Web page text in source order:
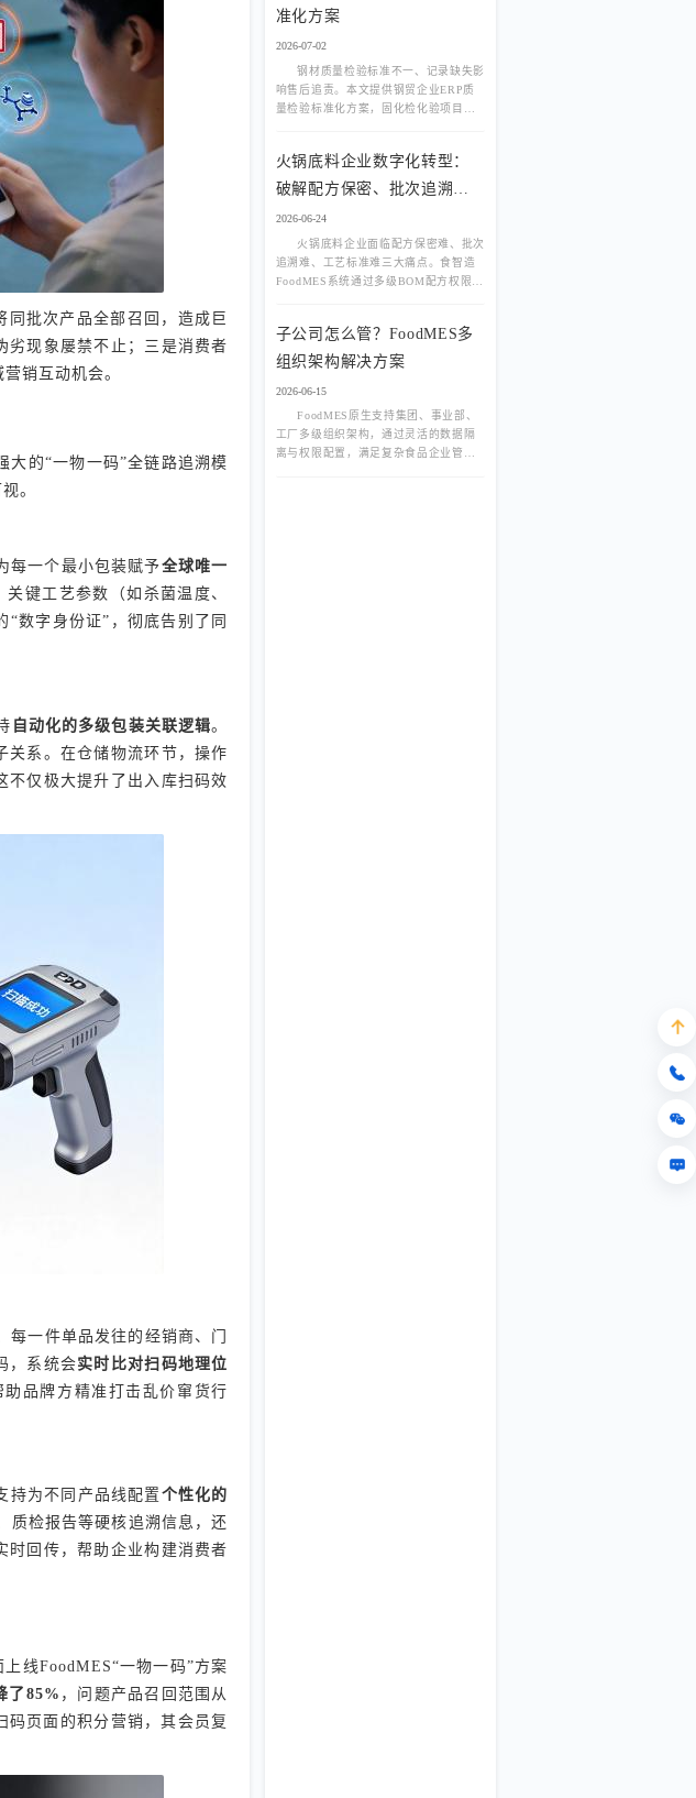
批次产品全部召回，造成巨
劣现象屡禁不止；三是消费者
销互动机会。
大的“一物一码”全链路追溯模
。
每一个最小包装赋予全球唯一
键工艺参数（如杀菌温度、
数字身份证”，彻底告别了同
自动化的多级包装关联逻辑。
关系。在仓储物流环节，操作
不仅极大提升了出入库扫码效
一件单品发往的经销商、门
，系统会实时比对扫码地理位
品牌方精准打击乱价窜货行
持为不同产品线配置 个性化的
质检报告等硬核追溯信息，还
时回传，帮助企业构建消费者
线FoodMES“一物一码”方案
了85% ，问题产品召回范围从
码页面的积分营销，其会员复
准化方案
2026-07-02
钢材质量检验标准不一、记录缺失影
响售后追责。本文提供钢贸企业ERP质
量检验标准化方案，固化检化验项目、
火锅底料企业数字化转型：
破解配方保密、批次追溯、
工艺标准三大难题
2026-06-24
火锅底料企业面临配方保密难、批次
追溯难、工艺标准难三大痛点。食智造
FoodMES系统通过多级BOM配方权限管
火锅底料厂实现降本增效与合规管理的
双重目标。
子公司怎么管？FoodMES多
组织架构解决方案
2026-06-15
FoodMES原生支持集团、事业部、
工厂多级组织架构，通过灵活的数据隔
离与权限配置，满足复杂食品企业管理